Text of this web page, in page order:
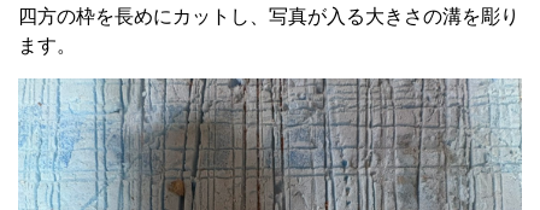
四方の枠を長めにカットし、写真が入る大きさの溝を彫り
ます。